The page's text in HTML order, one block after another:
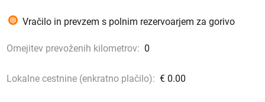
Vračilo in prevzem s polnim rezervoarjem za gorivo
Omejitev prevoženih kilometrov: 0
Lokalne cestnine (enkratno plačilo): € 0.00